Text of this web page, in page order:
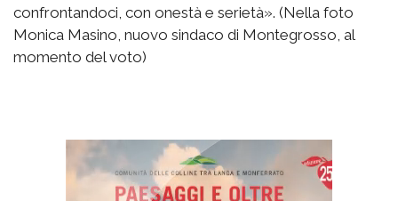
confrontandoci, con onestà e serietà». (Nella foto
Monica Masino, nuovo sindaco di Montegrosso, al
momento del voto)